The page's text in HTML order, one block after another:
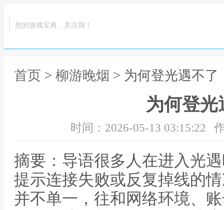
您的游戏宝典，关注我！
首页 > 柳游晚烟 > 为何登光遇不了
为何登光
时间：2026-05-13 03:15:22
摘要：导语很多人在进入光
提示连接失败或反复掉线的
并不单一，往和网络环境、